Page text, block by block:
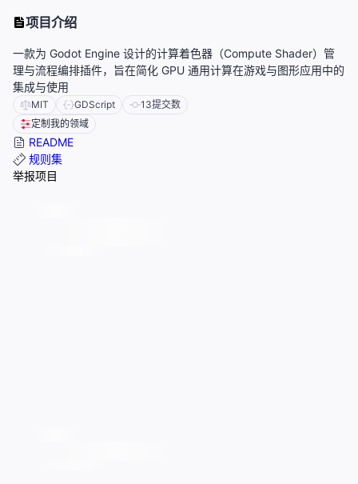
项目介绍
一款为 Godot Engine 设计的计算着色器（Compute Shader）管
理与流程编排插件，旨在简化 GPU 通用计算在游戏与图形应用中的
集成与使用
MIT GDScript 13提交数
定制我的领域
README
规则集
举报项目